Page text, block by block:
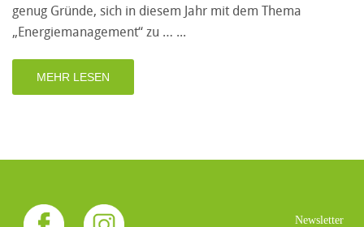
genug Gründe, sich in diesem Jahr mit dem Thema
„Energiemanagement“ zu …
MEHR LESEN
Newsletter